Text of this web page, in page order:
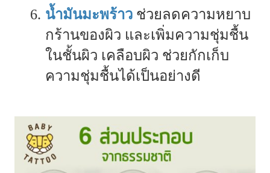
น้ำมันมะพร้าวช่วยลดความหยาบ
กร้านของผิว และเพิ่มความชุ่มชื้น
ในชั้นผิว เคลือบผิว ช่วยกักเก็บ
ความชุ่มชื้นได้เป็นอย่างดี